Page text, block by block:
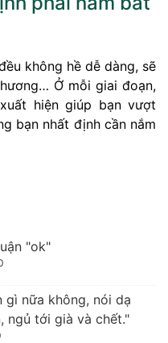
không hề dễ dàng, sẽ
Ở mỗi giai đoạn,
hiện giúp bạn vượt
bạn nhất định cần nắm
"ok"
gì nữa không, nói dạ
ngủ tới già và chết."